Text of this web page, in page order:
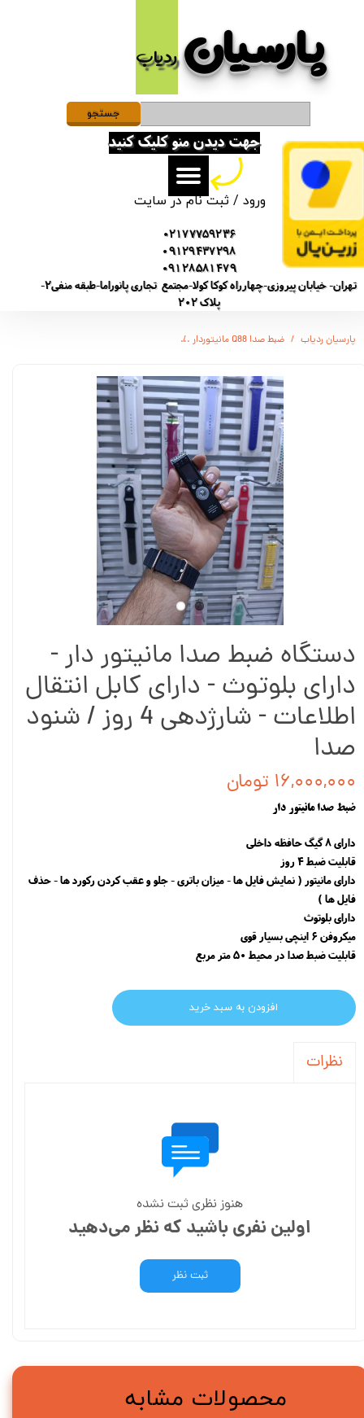
پارسیان​​​​​​​ردیاب
ورود /ثبت نام در سایت
حساب کاربری من
تغییر گذر واژه
سفارشات
خروج از حساب کاربری
02177759236
09129437298
09128581479
تهران- خیابان پیروزی-چهارراه کوکا کولا-مجتمع تجاری پانوراما-طبقه منفی2-
پلاک 202
جهت دیدن منو کلیک کنید
جستجو
پارسیان ردیاب ضبط صدا Q88 مانیتوردار
دستگاه ضبط صدا مانیتور دار -
دارای بلوتوث - دارای کابل انتقال
اطلاعات - شارژدهی 4 روز / شنود
صدا
۱۶,۰۰۰,۰۰۰ تومان
ضبط صدا مانیتور دار
دارای 8 گیگ حافظه داخلی
قابلیت ضبط 4 روز
دارای مانیتور ( نمایش فایل ها - میزان باتری - جلو و عقب کردن رکورد ها - حذف
فایل ها )
دارای بلوتوث
میکروفن 6 اینچی بسیار قوی
قابلیت ضبط صدا در محیط 50 متر مربع
افزودن به سبد خرید
نظرات
هنوز نظری ثبت نشده
اولین نفری باشید که نظر می‌دهید
ثبت نظر
محصولات مشابه